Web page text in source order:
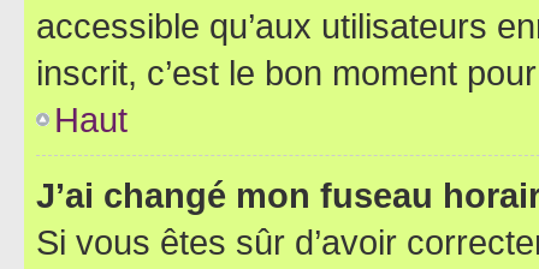
accessible qu’aux utilisateurs
inscrit, c’est le bon moment
Haut
J’ai changé mon fuseau
Si vous êtes sûr d’avoir